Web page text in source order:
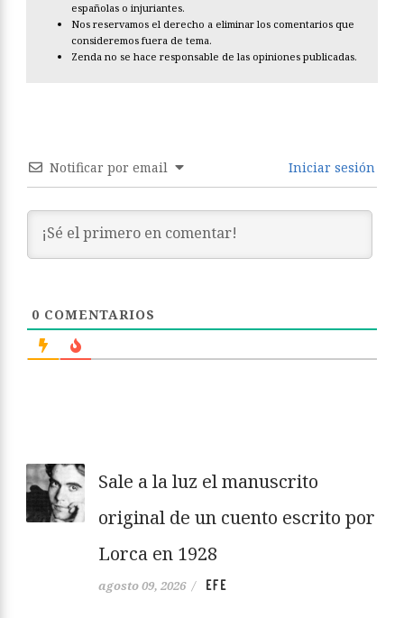
españolas o injuriantes.
Nos reservamos el derecho a eliminar los comentarios que
consideremos fuera de tema.
Zenda no se hace responsable de las opiniones publicadas.
Notificar por email Iniciar sesión
0 COMENTARIOS
Sale a la luz el manuscrito
original de un cuento escrito por
Lorca en 1928
agosto 09, 2026 / EFE